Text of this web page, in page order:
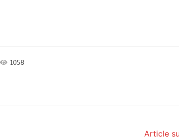
1058
Article